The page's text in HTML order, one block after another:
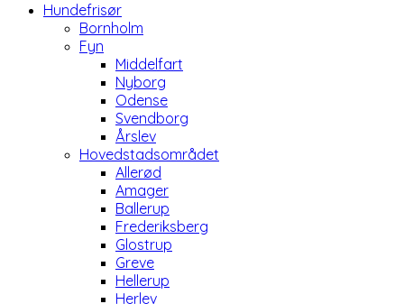
Hundefrisør
Bornholm
Fyn
Middelfart
Nyborg
Odense
Svendborg
Årslev
Hovedstadsområdet
Allerød
Amager
Ballerup
Frederiksberg
Glostrup
Greve
Hellerup
Herlev